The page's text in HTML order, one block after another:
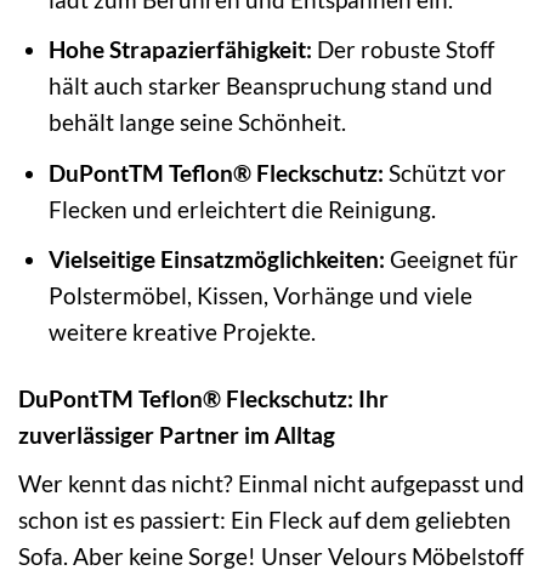
Hohe Strapazierfähigkeit: Der robuste Stoff
hält auch starker Beanspruchung stand und
behält lange seine Schönheit.
DuPontTM Teflon® Fleckschutz: Schützt vor
Flecken und erleichtert die Reinigung.
Vielseitige Einsatzmöglichkeiten: Geeignet für
Polstermöbel, Kissen, Vorhänge und viele
weitere kreative Projekte.
DuPontTM Teflon® Fleckschutz: Ihr
zuverlässiger Partner im Alltag
Wer kennt das nicht? Einmal nicht aufgepasst und
schon ist es passiert: Ein Fleck auf dem geliebten
Sofa. Aber keine Sorge! Unser Velours Möbelstoff